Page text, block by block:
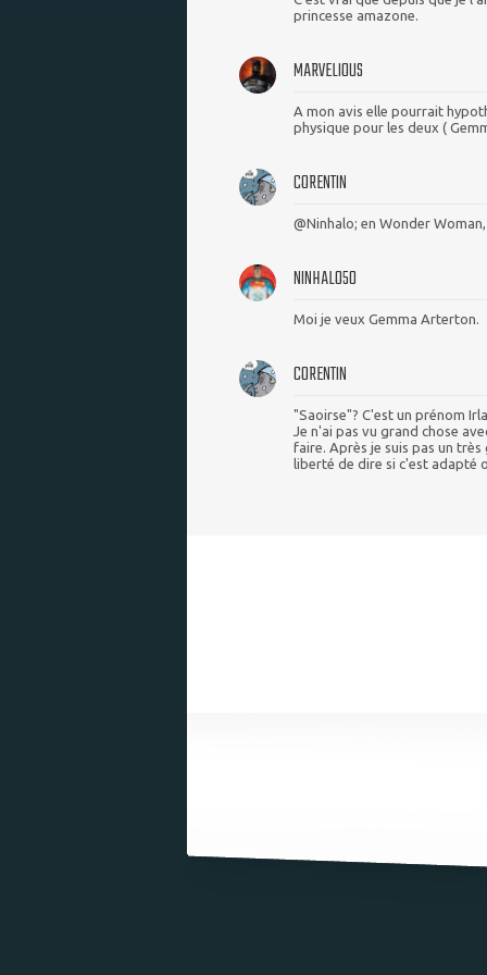
princesse amazone.
MARVELIOUS
A mon avis elle pourrait
physique pour les deux (
CORENTIN
@Ninhalo; en Wonder
NINHALO50
Moi je veux Gemma Arterton.
CORENTIN
"Saoirse"? C'est un prénom
Je n'ai pas vu grand chose
faire. Après je suis pas un
liberté de dire si c'est adapté